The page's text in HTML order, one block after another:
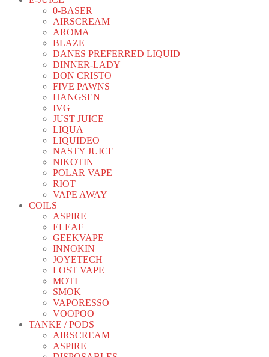
0-BASER
AIRSCREAM
AROMA
BLAZE
DANES PREFERRED LIQUID
DINNER-LADY
DON CRISTO
FIVE PAWNS
HANGSEN
IVG
JUST JUICE
LIQUA
LIQUIDEO
NASTY JUICE
NIKOTIN
POLAR VAPE
RIOT
VAPE AWAY
COILS
ASPIRE
ELEAF
GEEKVAPE
INNOKIN
JOYETECH
LOST VAPE
MOTI
SMOK
VAPORESSO
VOOPOO
TANKE / PODS
AIRSCREAM
ASPIRE